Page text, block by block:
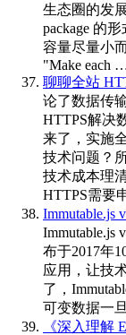
生态圈的发
package 的
容量尽量小
"Make each
聊聊全站
论了数据传
HTTPS解决
来了，实施
技术问题？
技术成本理
HTTPS需要
Immutable.js
Immutable.js
布于2017年
应用，让技
了，
可变数据一
《深入理解